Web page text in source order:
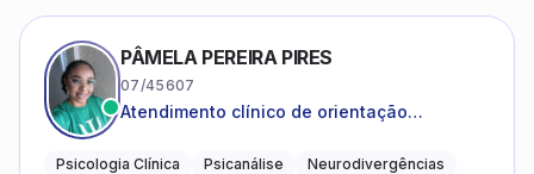
PÂMELA PEREIRA PIRES
07/45607
Atendimento clínico de orientação
crianças neurotípicas
Psicologia Clínica Psicanálise Neurodivergências